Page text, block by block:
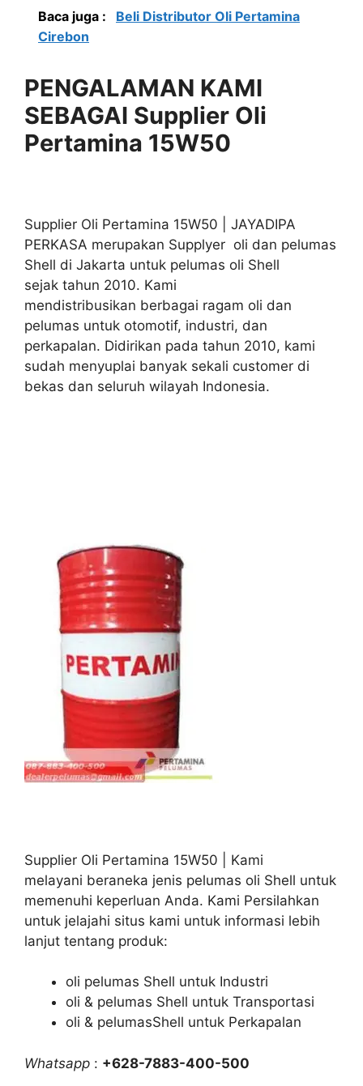
Baca juga :
Beli Distributor Oli Pertamina
Cirebon
PENGALAMAN KAMI
SEBAGAI Supplier Oli
Pertamina 15W50
Supplier Oli Pertamina 15W50 | JAYADIPA
PERKASA merupakan Supplyer oli dan pelumas
Shell di Jakarta untuk pelumas oli Shell
sejak tahun 2010. Kami
mendistribusikan berbagai ragam oli dan
pelumas untuk otomotif, industri, dan
perkapalan. Didirikan pada tahun 2010, kami
sudah menyuplai banyak sekali customer di
bekas dan seluruh wilayah Indonesia.
Supplier Oli Pertamina 15W50 | Kami
melayani beraneka jenis pelumas oli Shell untuk
memenuhi keperluan Anda. Kami Persilahkan
untuk jelajahi situs kami untuk informasi lebih
lanjut tentang produk:
oli pelumas Shell untuk Industri
oli & pelumas Shell untuk Transportasi
oli & pelumasShell untuk Perkapalan
Whatsapp : +628-7883-400-500